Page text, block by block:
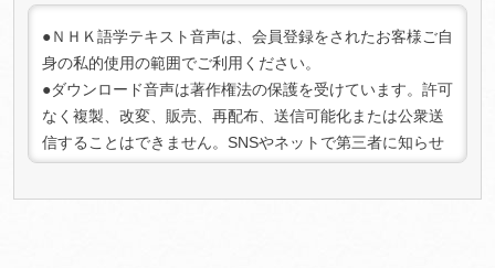
続きください。キャンセルが承認され次第、返金手続きを
行います。
3. 注意事項:
キャンセル可能期間を過ぎた場合、またはコンテンツをダ
ウンロードした場合は、キャンセルおよび返金はできませ
んのでご了承ください。
●ＮＨＫ語学テキスト音声は、会員登録をされたお客様ご自
身の私的使用の範囲でご利用ください。
●ダウンロード音声は著作権法の保護を受けています。許可
なく複製、改変、販売、再配布、送信可能化または公衆送
信することはできません。SNSやネットで第三者に知らせ
る行為は法律で禁じられております。また、法人としての
ご利用は禁止させていただいております。